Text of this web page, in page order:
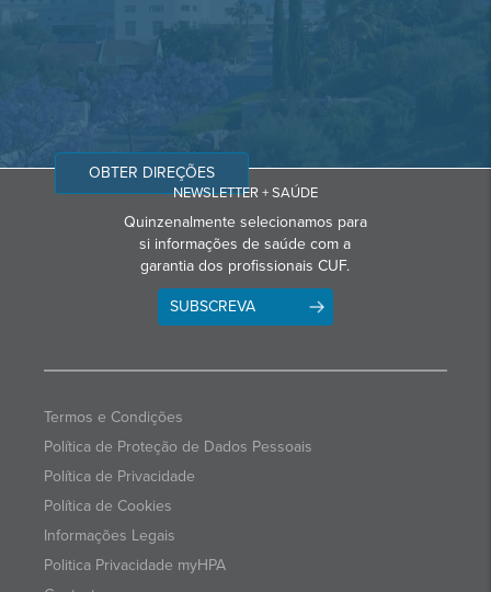
OBTER DIREÇÕES
NEWSLETTER + SAÚDE
Quinzenalmente selecionamos para
si informações de saúde com a
garantia dos profissionais CUF.
SUBSCREVA
Termos e Condições
Política de Proteção de Dados Pessoais
Política de Privacidade
Política de Cookies
Informações Legais
Politica Privacidade myHPA